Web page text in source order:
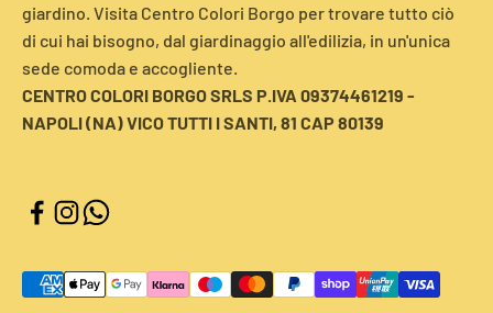
giardino. Visita Centro Colori Borgo per trovare tutto ciò
di cui hai bisogno, dal giardinaggio all'edilizia, in un'unica
sede comoda e accogliente.
CENTRO COLORI BORGO SRLS P.IVA 09374461219 -
NAPOLI (NA) VICO TUTTI I SANTI, 81 CAP 80139